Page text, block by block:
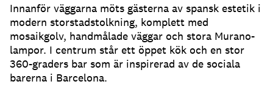
Innanför väggarna möts gästerna av spansk estetik i
modern storstadstolkning, komplett med
mosaikgolv, handmålade väggar och stora Murano-
lampor. I centrum står ett öppet kök och en stor
360-graders bar som är inspirerad av de sociala
barerna i Barcelona.